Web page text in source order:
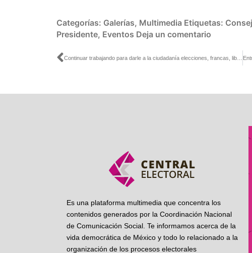
Categorías: Galerías, Multimedia Etiquetas:
Presidente, Eventos Deja un comentario
Ant
Es una plataforma multimedia que concentra los
contenidos generados por la Coordinación Nacional
de Comunicación Social. Te informamos acerca de la
vida democrática de México y todo lo relacionado a la
organización de los procesos electorales